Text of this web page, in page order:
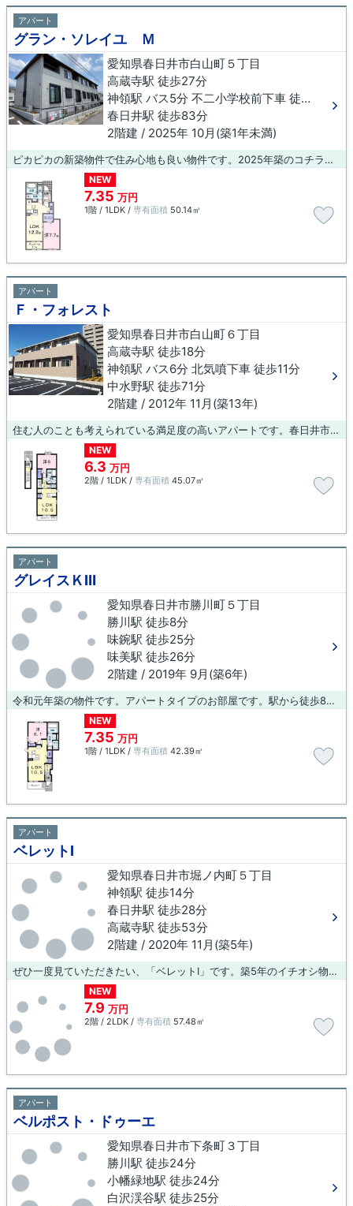
アパート
グラン・ソレイユ Ｍ
愛知県春日井市白山町５丁目
高蔵寺駅 徒歩27分
神領駅 バス5分 不二小学校前下車 徒歩14分
春日井駅 徒歩83分
2階建 / 2025年 10月(築1年未満)
ピカピカの新築物件で住み心地も良い物件です。2025年築のコチラの物件は、落ち着きのある室内が魅力的です。アパートタイプのお部屋です。どういった生活を送りたいか。それも住まい選びでは必要な要素です。新しい住まいでの快適な生活を、当社スタッフがお手伝い致します。
NEW
7.35 万円
1階 / 1LDK / 専有面積 50.14㎡
アパート
Ｆ・フォレスト
愛知県春日井市白山町６丁目
高蔵寺駅 徒歩18分
神領駅 バス6分 北気噴下車 徒歩11分
中水野駅 徒歩71分
2階建 / 2012年 11月(築13年)
住む人のことも考えられている満足度の高いアパートです。春日井市エリアには、当社オススメの賃貸物件が豊富に立地しています。快適な暮らしをしたいとお考えでしたら、ぜひ当社へご連絡下さい。
NEW
6.3 万円
2階 / 1LDK / 専有面積 45.07㎡
アパート
グレイスＫⅢ
愛知県春日井市勝川町５丁目
勝川駅 徒歩8分
味鋺駅 徒歩25分
味美駅 徒歩26分
2階建 / 2019年 9月(築6年)
令和元年築の物件です。アパートタイプのお部屋です。駅から徒歩8分の物件で、アクセス良好です。住まい探しでお困りの方は、ぜひ当社へご連絡下さい。当社は数多くの物件情報を取り扱っているので、お客様の希望条件に適した物件が見つかるでしょう。
NEW
7.35 万円
1階 / 1LDK / 専有面積 42.39㎡
アパート
ベレットⅠ
愛知県春日井市堀ノ内町５丁目
神領駅 徒歩14分
春日井駅 徒歩28分
高蔵寺駅 徒歩53分
2階建 / 2020年 11月(築5年)
ぜひ一度見ていただきたい、「ベレットⅠ」です。築5年のイチオシ物件はこちらです。駅近くに立地する物件で、徒歩14分程でアクセスできます。こちらの物件はアパートです。神領近くの物件をお探しの方は、当社へご連絡ください。スタッフ一同お客様のお部屋探しを全力でサポート致します。
NEW
7.9 万円
2階 / 2LDK / 専有面積 57.48㎡
アパート
ベルポスト・ドゥーエ
愛知県春日井市下条町３丁目
勝川駅 徒歩24分
小幡緑地駅 徒歩24分
白沢渓谷駅 徒歩25分